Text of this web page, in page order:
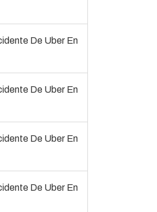
De Uber En
De Uber En
De Uber En
De Uber En